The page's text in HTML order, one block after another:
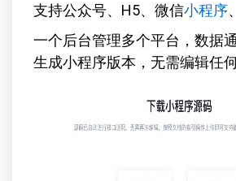
支持公众号、H5、微信小程序
一个后台管理多个平台，数据
生成小程序版本，无需编辑任何